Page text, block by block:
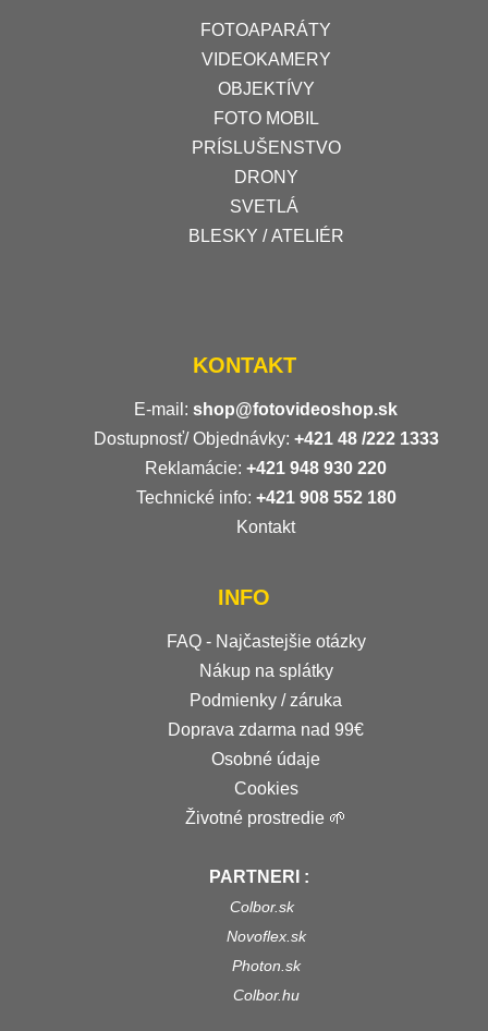
FOTOAPARÁTY
VIDEOKAMERY
OBJEKTÍVY
FOTO MOBIL
PRÍSLUŠENSTVO
DRONY
SVETLÁ
BLESKY / ATELIÉR
KONTAKT
E-mail: shop@fotovideoshop.sk
Dostupnosť/ Objednávky: +421 48 /222 1333
Reklamácie: +421 948 930 220
Technické info: +421 908 552 180
Kontakt
INFO
FAQ - Najčastejšie otázky
Nákup na splátky
Podmienky / záruka
Doprava zdarma nad 99€
Osobné údaje
Cookies
Životné prostredie 🌱
PARTNERI :
Colbor.sk
Novoflex.sk
Photon.sk
Colbor.hu